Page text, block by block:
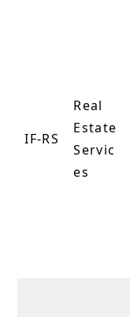
IF-RS
Real
Estate
Servic
es